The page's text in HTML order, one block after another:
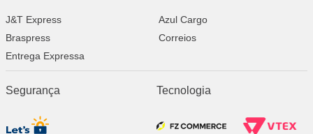
J&T Express
Azul Cargo
Braspress
Correios
Entrega Expressa
Segurança Tecnologia